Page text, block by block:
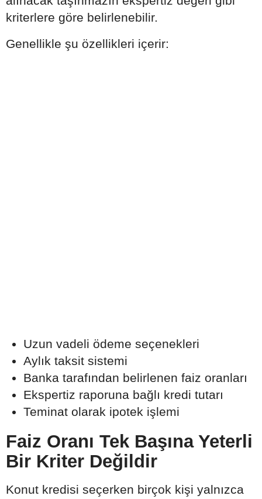
kriterlere göre belirlenebilir.
Genellikle şu özellikleri içerir:
Uzun vadeli ödeme seçenekleri
Aylık taksit sistemi
Banka tarafından belirlenen faiz oranları
Ekspertiz raporuna bağlı kredi tutarı
Teminat olarak ipotek işlemi
Faiz Oranı Tek Başına Yeterli
Bir Kriter Değildir
Konut kredisi seçerken birçok kişi yalnızca